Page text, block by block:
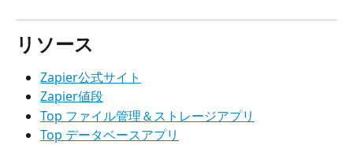
リソース
Zapier公式サイト
Zapier値段
Top ファイル管理＆ストレージアプリ
Top データベースアプリ